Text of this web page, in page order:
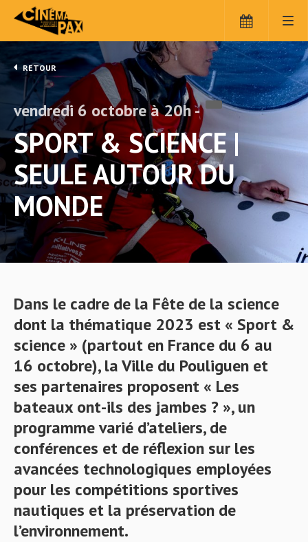
RETOUR
vendredi 6 octobre à 20h -
SPORT & SCIENCE |
SEULE AUTOUR DU
MONDE
Dans le cadre de la Fête de la science
dont la thématique 2023 est « Sport &
science » (partout en France du 6 au
16 octobre), la Ville du Pouliguen et
ses partenaires proposent « Les
bateaux ont-ils des jambes ? », un
programme varié d’ateliers, de
conférences et de réflexion sur les
avancées technologiques employées
pour les compétitions sportives
nautiques et la préservation de
l’environnement.
Panneau de gestion des cookies